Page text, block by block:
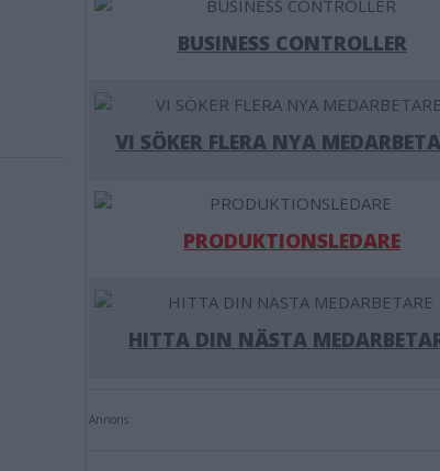
BUSINESS CONTROLLER
VI SÖKER FLERA NYA
PRODUKTIONSLEDARE
HITTA DIN NÄSTA
Annons: